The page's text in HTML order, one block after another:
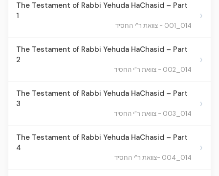
The Testament of Rabbi Yehuda HaChasid – Part
1
014_001 - צוואת ר"י החסיד
›
The Testament of Rabbi Yehuda HaChasid – Part
2
014_002 - צוואת ר"י החסיד
›
The Testament of Rabbi Yehuda HaChasid – Part
3
014_003 - צוואת ר"י החסיד
›
The Testament of Rabbi Yehuda HaChasid – Part
4
014_004 -צוואת ר"י החסיד
›